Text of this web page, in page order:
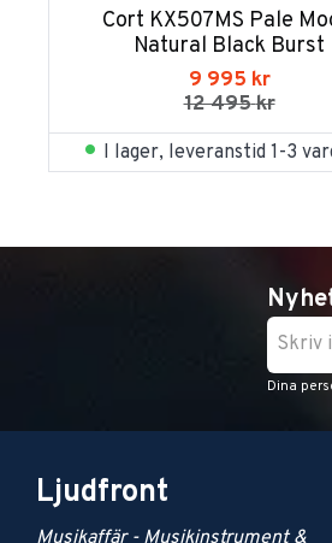
Cort KX507MS Pale
Natural Black Burst
9 995 kr
12 495kr
I lager, leveranstid 1-3
Dina
Ljudfront
Musikaffär - Musikinstrument &